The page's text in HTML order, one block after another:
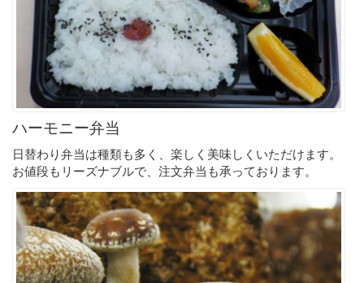
ハーモニー弁当
日替わり弁当は種類も多く、楽しく美味しくいただけます。
お値段もリーズナブルで、注文弁当も承っております。